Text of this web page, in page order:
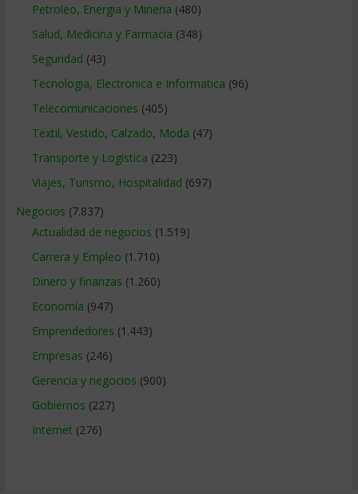
Petroleo, Energia y Mineria (480)
Salud, Medicina y Farmacia (348)
Seguridad (43)
Tecnologia, Electronica e Informatica (96)
Telecomunicaciones (405)
Textil, Vestido, Calzado, Moda (47)
Transporte y Logistica (223)
Viajes, Turismo, Hospitalidad (697)
Negocios (7.837)
Actualidad de negocios (1.519)
Carrera y Empleo (1.710)
Dinero y finanzas (1.260)
Economía (947)
Emprendedores (1.443)
Empresas (246)
Gerencia y negocios (900)
Gobiernos (227)
Internet (276)